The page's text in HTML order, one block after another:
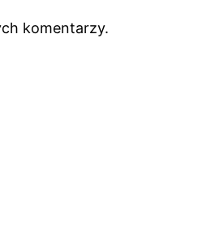
komentarzy.